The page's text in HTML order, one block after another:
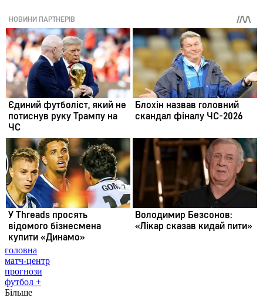
головна
матч-центр
прогнози
футбол +
Більше